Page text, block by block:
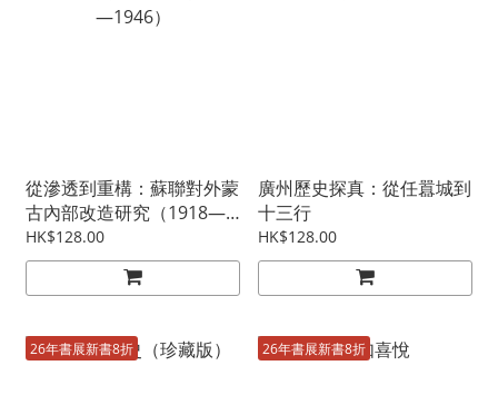
從滲透到重構：蘇聯對外蒙
古內部改造研究（1918—
1946）
HK$128.00
廣州歷史探真：從任囂城到
十三行
HK$128.00
26年書展新書8折 26年書展新書8折